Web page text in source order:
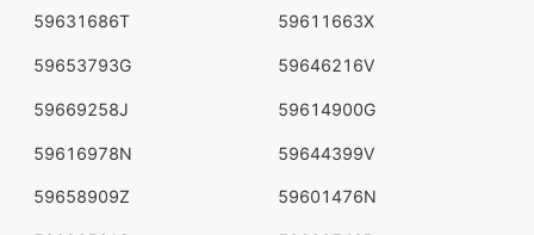
59631686T 59611663X
59653793G 59646216V
59669258J 59614900G
59616978N 59644399V
59658909Z 59601476N